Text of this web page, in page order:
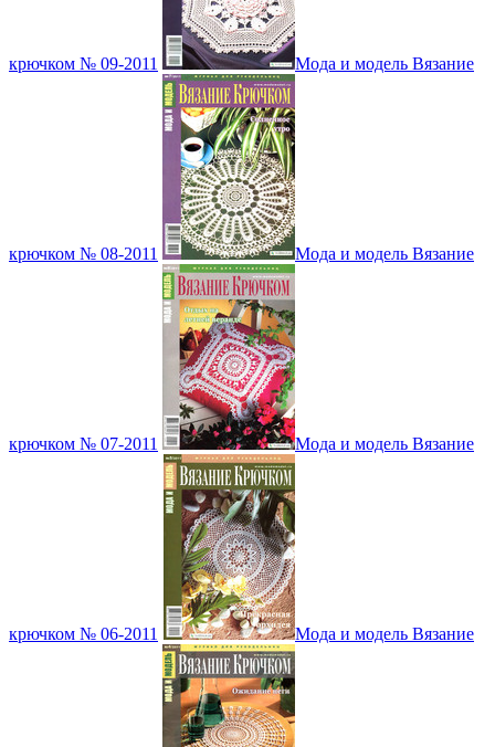
крючком № 09-2011 Мода и модель Вязание
крючком № 08-2011 Мода и модель Вязание
крючком № 07-2011 Мода и модель Вязание
крючком № 06-2011 Мода и модель Вязание